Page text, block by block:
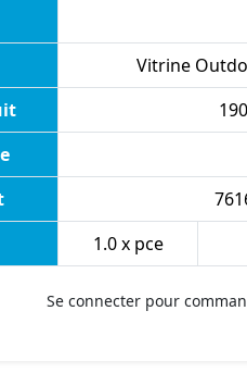
Vitrine
1.0 x pce
Se connecter pour